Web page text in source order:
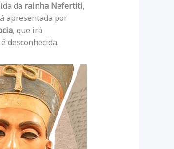
da rainha Nefertiti,
apresentada por
, que irá
desconhecida.